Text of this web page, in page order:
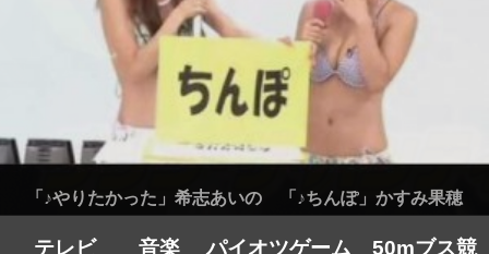
「♪やりたかった」希志あいの 「♪ちんぽ」かすみ果穂
テレビ 音楽 パイオツゲーム 50mブス競